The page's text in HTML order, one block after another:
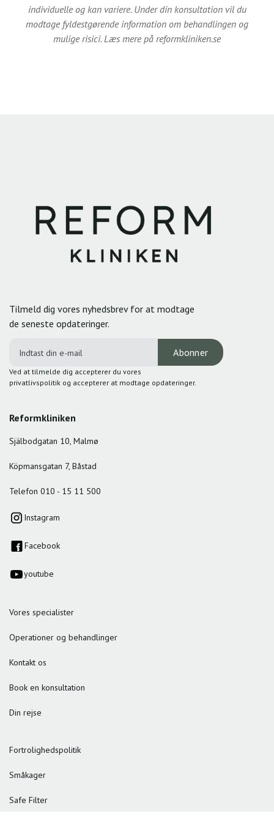
individuelle og kan variere. Under din konsultation vil du
modtage fyldestgørende information om behandlingen og
mulige risici. Læs mere på reformkliniken.se
Tilmeld dig vores nyhedsbrev for at modtage
de seneste opdateringer.
Ved at tilmelde dig accepterer du vores
privatlivspolitik og accepterer at modtage opdateringer.
Reformkliniken
Själbodgatan 10, Malmø
Köpmansgatan 7, Båstad
Telefon 010 - 15 11 500
Instagram
Facebook
youtube
Vores specialister
Operationer og behandlinger
Kontakt os
Book en konsultation
Din rejse
Fortrolighedspolitik
Småkager
Safe Filter